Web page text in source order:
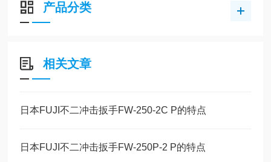
产品分类
相关文章
日本FUJI不二冲击扳手FW-250-2C P的特点
日本FUJI不二冲击扳手FW-250P-2 P的特点